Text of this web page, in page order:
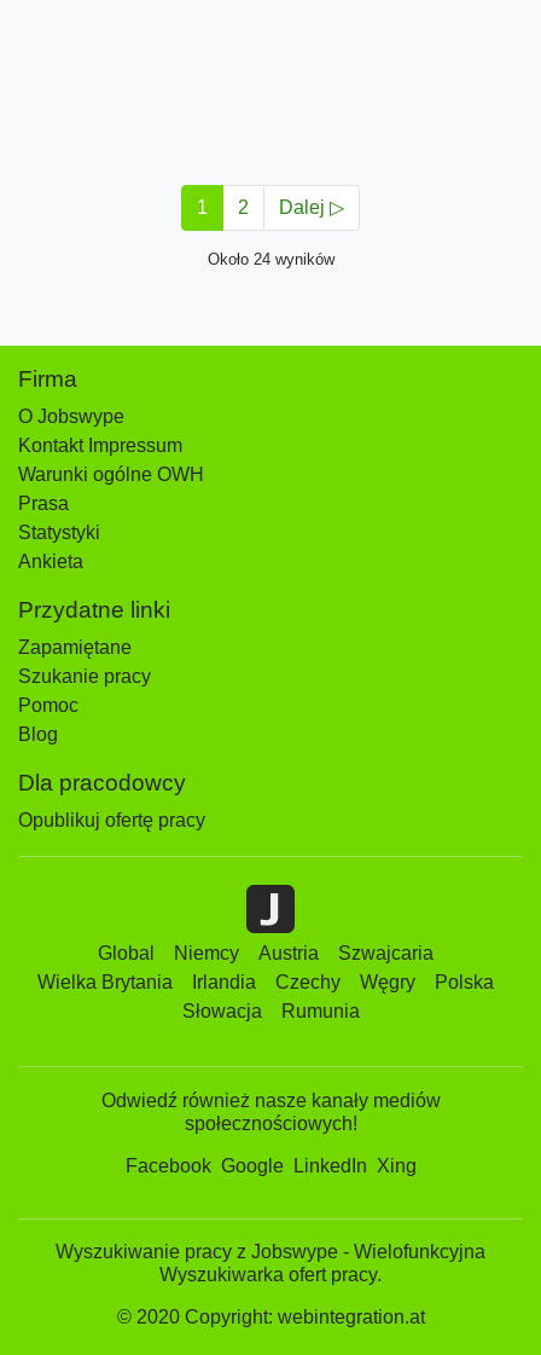
1 2 Dalej ▷
Około 24 wyników
Firma
O Jobswype
Kontakt Impressum
Warunki ogólne OWH
Prasa
Statystyki
Ankieta
Przydatne linki
Zapamiętane
Szukanie pracy
Pomoc
Blog
Dla pracodowcy
Opublikuj ofertę pracy
Global Niemcy Austria
Szwajcaria
Wielka Brytania
Irlandia Czechy Węgry
Polska
Słowacja
Rumunia
Odwiedź również nasze kanały mediów
społecznościowych!
Facebook Google LinkedIn Xing
Wyszukiwanie pracy z Jobswype - Wielofunkcyjna
Wyszukiwarka ofert pracy.
© 2020 Copyright: webintegration.at